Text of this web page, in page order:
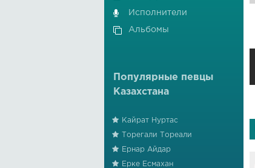
Исполнители
Альбомы
Популярные певцы
Казахстана
Кайрат Нуртас
Торегали Тореали
Ернар Айдар
Ерке Есмахан